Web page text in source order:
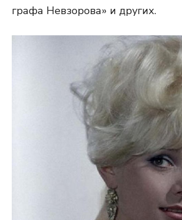
графа Невзорова» и других.